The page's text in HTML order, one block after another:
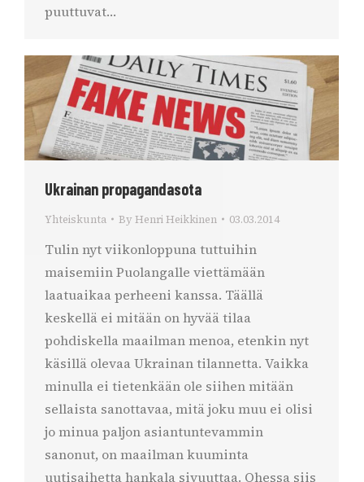
puuttuvat…
Ukrainan propagandasota
Yhteiskunta By Henri Heikkinen 03.03.2014
Tulin nyt viikonloppuna tuttuihin
maisemiin Puolangalle viettämään
laatuaikaa perheeni kanssa. Täällä
keskellä ei mitään on hyvää tilaa
pohdiskella maailman menoa, etenkin nyt
käsillä olevaa Ukrainan tilannetta. Vaikka
minulla ei tietenkään ole siihen mitään
sellaista sanottavaa, mitä joku muu ei olisi
jo minua paljon asiantuntevammin
sanonut, on maailman kuuminta
uutisaihetta hankala sivuuttaa. Ohessa siis